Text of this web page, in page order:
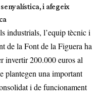
i afegeix
industrials, l’equip tècnic i
de la Font de la Figuera ha
invertir 200.000 euros al
plantegen una important
i de funcionament